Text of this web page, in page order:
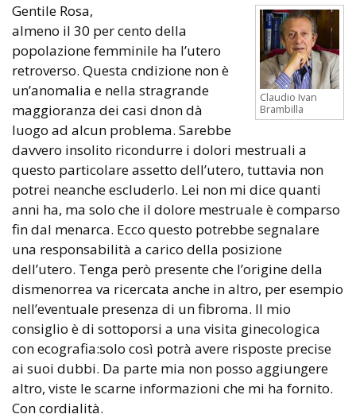
Claudio Ivan
Brambilla
Gentile Rosa,
almeno il 30 per cento della
popolazione femminile ha l’utero
retroverso. Questa cndizione non è
un’anomalia e nella stragrande
maggioranza dei casi dnon dà
luogo ad alcun problema. Sarebbe
davvero insolito ricondurre i dolori mestruali a
questo particolare assetto dell’utero, tuttavia non
potrei neanche escluderlo. Lei non mi dice quanti
anni ha, ma solo che il dolore mestruale è comparso
fin dal menarca. Ecco questo potrebbe segnalare
una responsabilità a carico della posizione
dell’utero. Tenga però presente che l’origine della
dismenorrea va ricercata anche in altro, per esempio
nell’eventuale presenza di un fibroma. Il mio
consiglio è di sottoporsi a una visita ginecologica
con ecografia:solo così potrà avere risposte precise
ai suoi dubbi. Da parte mia non posso aggiungere
altro, viste le scarne informazioni che mi ha fornito.
Con cordialità.